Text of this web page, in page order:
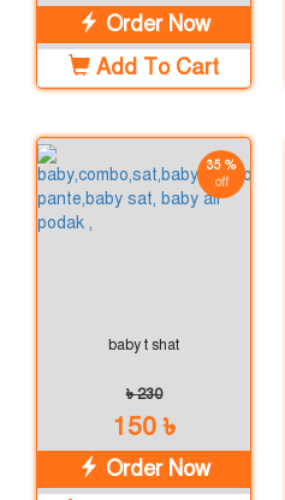
Order Now
Add To Cart
35 %
off
baby t shat
৳ 230
150 ৳
Order Now